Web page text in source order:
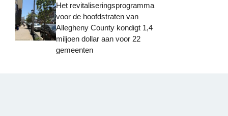
Het revitaliseringsprogramma
voor de hoofdstraten van
Allegheny County kondigt 1,4
miljoen dollar aan voor 22
gemeenten